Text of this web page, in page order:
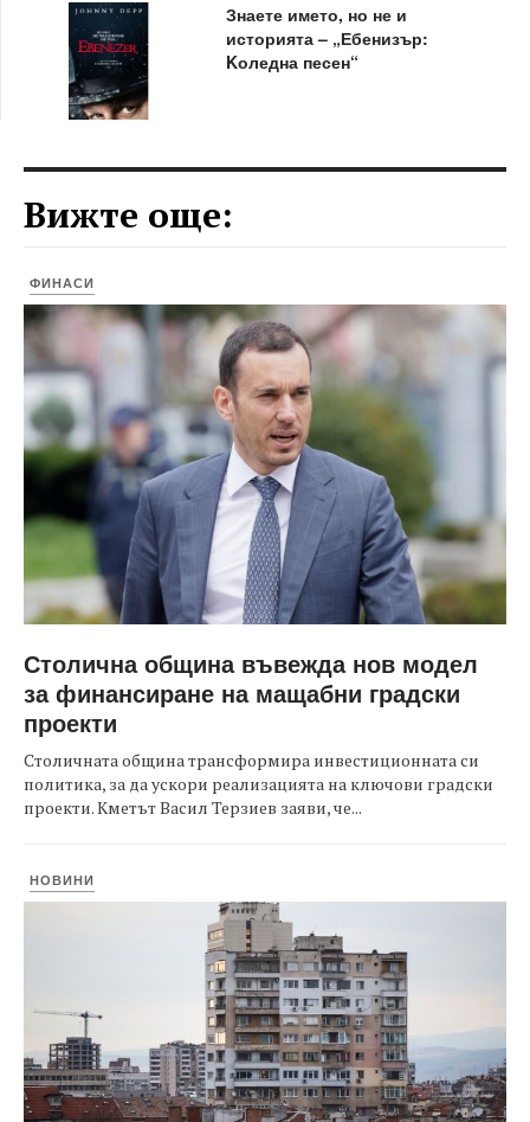
Знаете името, но не и
историята – „Ебенизър:
Kоледна песен“
Вижте още:
ФИНАСИ
Столична община въвежда нов модел
за финансиране на мащабни градски
проекти
Столичната община трансформира инвестиционната си
политика, за да ускори реализацията на ключови градски
проекти. Кметът Васил Терзиев заяви, че...
НОВИНИ